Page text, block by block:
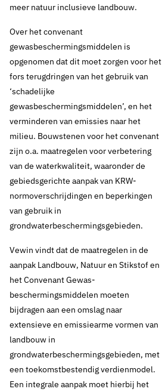
meer natuur inclusieve landbouw.
Over het convenant
gewasbeschermingsmiddelen is
opgenomen dat dit moet zorgen voor het
fors terugdringen van het gebruik van
‘schadelijke
gewasbeschermingsmiddelen’, en het
verminderen van emissies naar het
milieu. Bouwstenen voor het convenant
zijn o.a. maatregelen voor verbetering
van de waterkwaliteit, waaronder de
gebiedsgerichte aanpak van KRW-
normoverschrijdingen en beperkingen
van gebruik in
grondwaterbeschermingsgebieden.
Vewin vindt dat de maatregelen in de
aanpak Landbouw, Natuur en Stikstof en
het Convenant Gewas-
beschermingsmiddelen moeten
bijdragen aan een omslag naar
extensieve en emissiearme vormen van
landbouw in
grondwaterbeschermingsgebieden, met
een toekomstbestendig verdienmodel.
Een integrale aanpak moet hierbij het